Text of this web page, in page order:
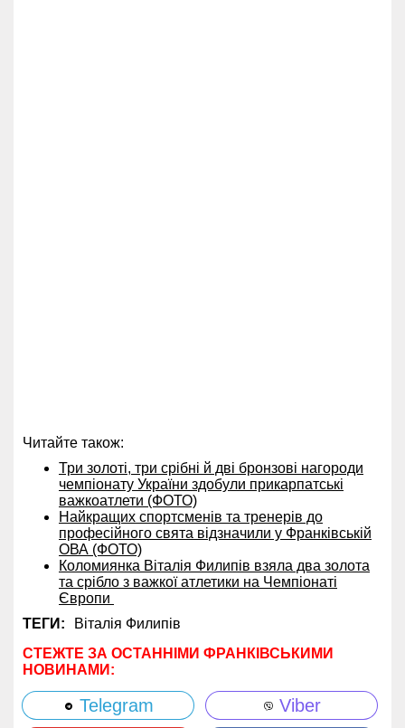
Читайте також:
Три золоті, три срібні й дві бронзові нагороди
чемпіонату України здобули прикарпатські
важкоатлети (ФОТО)
Найкращих спортсменів та тренерів до
професійного свята відзначили у Франківській
ОВА (ФОТО)
Коломиянка Віталія Филипів взяла два золота
та срібло з важкої атлетики на Чемпіонаті
Європи
ТЕГИ:
Віталія Филипів
СТЕЖТЕ ЗА ОСТАННІМИ ФРАНКІВСЬКИМИ
НОВИНАМИ:
Telegram
Viber